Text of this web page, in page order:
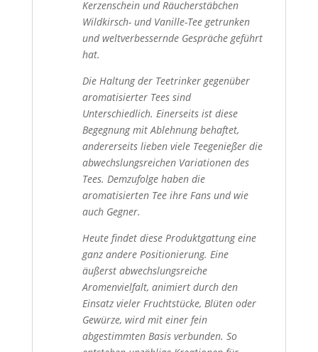
Kerzenschein und Räucherstäbchen
Wildkirsch- und Vanille-Tee getrunken
und weltverbessernde Gespräche geführt
hat.
Die Haltung der Teetrinker gegenüber
aromatisierter Tees sind
Unterschiedlich. Einerseits ist diese
Begegnung mit Ablehnung behaftet,
andererseits lieben viele Teegenießer die
abwechslungsreichen Variationen des
Tees. Demzufolge haben die
aromatisierten Tee ihre Fans und wie
auch Gegner.
Heute findet diese Produktgattung eine
ganz andere Positionierung. Eine
äußerst abwechslungsreiche
Aromenvielfalt, animiert durch den
Einsatz vieler Fruchtstücke, Blüten oder
Gewürze, wird mit einer fein
abgestimmten Basis verbunden. So